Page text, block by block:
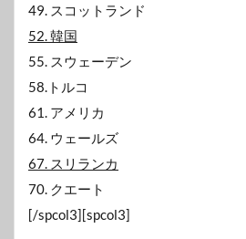
49. スコットランド
52. 韓国
55. スウェーデン
58.トルコ
61. アメリカ
64. ウェールズ
67. スリランカ
70. クエート
[/spcol3][spcol3]